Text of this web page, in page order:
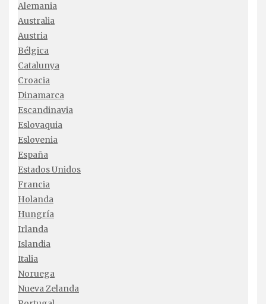
Alemania
Australia
Austria
Bélgica
Catalunya
Croacia
Dinamarca
Escandinavia
Eslovaquia
Eslovenia
España
Estados Unidos
Francia
Holanda
Hungría
Irlanda
Islandia
Italia
Noruega
Nueva Zelanda